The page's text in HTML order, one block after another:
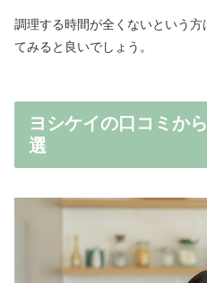
調理する時間が全くないという
てみると良いでしょう。
ヨシケイの口コミか
選